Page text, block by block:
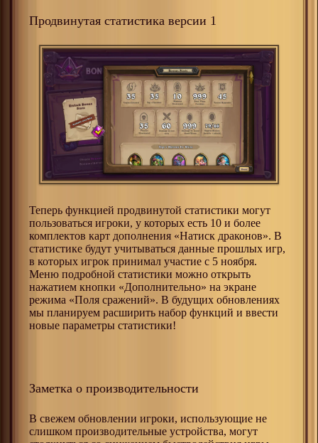
Продвинутая статистика версии 1
Теперь функцией продвинутой статистики могут
пользоваться игроки, у которых есть 10 и более
комплектов карт дополнения «Натиск драконов». В
статистике будут учитываться данные прошлых игр,
в которых игрок принимал участие с 5 ноября.
Меню подробной статистики можно открыть
нажатием кнопки «Дополнительно» на экране
режима «Поля сражений». В будущих обновлениях
мы планируем расширить набор функций и ввести
новые параметры статистики!
Заметка о производительности
В свежем обновлении игроки, использующие не
слишком производительные устройства, могут